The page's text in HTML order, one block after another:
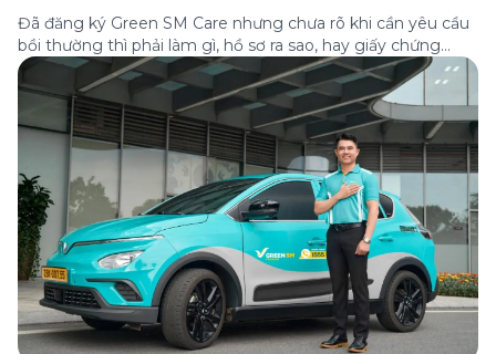
hỗ trợ
Đã đăng ký Green SM Care nhưng chưa rõ khi cần yêu cầu
bồi thường thì phải làm gì, hồ sơ ra sao, hay giấy chứng
nhận bảo hiểm tìm ở đâu? Bài viết này tổng hợp đầy đủ các
câu hỏi thường gặp nhất về quy trình bồi thường và hỗ trợ
của Green […]